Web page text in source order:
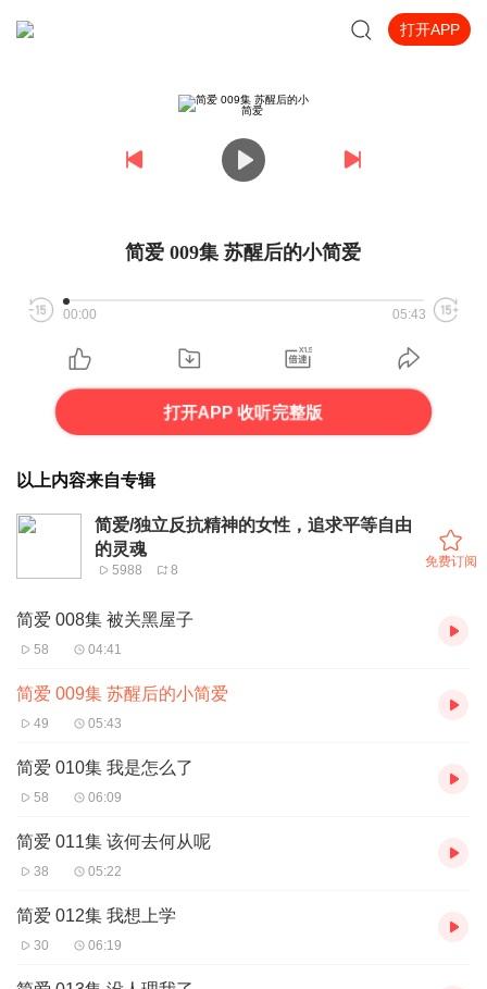
打开APP
简爱 009集 苏醒后的小简爱
00:00 05:43
打开APP 收听完整版
以上内容来自专辑
简爱/独立反抗精神的女性，追求平等自由
的灵魂
5988 8
免费订阅
简爱 008集 被关黑屋子
58 04:41
简爱 009集 苏醒后的小简爱
49 05:43
简爱 010集 我是怎么了
58 06:09
简爱 011集 该何去何从呢
38 05:22
简爱 012集 我想上学
30 06:19